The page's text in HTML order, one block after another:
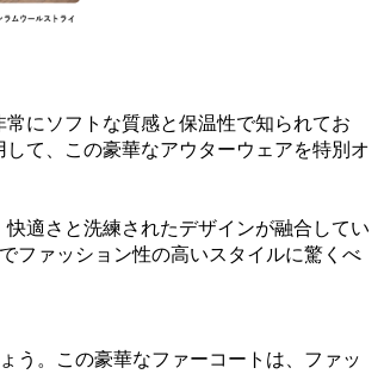
にソフトな質感と保温性で知られてお
して、この豪華なアウターウェアを特別オ
適さと洗練されたデザインが融合してい
ファッション性の高いスタイルに驚くべ
う。この豪華なファーコートは、ファッ